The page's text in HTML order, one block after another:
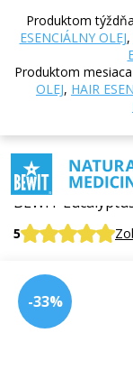
Produktom
ESENCIÁLNY OLEJ,
Produktom
OLEJ, HAIR
Citrusové
Domov E-shop
Globulus BIO
BEWIT
esenciálny
100% čistý a
BEWIT
5
-33%